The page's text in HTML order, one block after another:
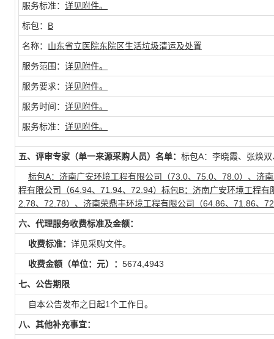
服务标准： 详见附件。
标包： B
名称： 山东省立医院东院区生活垃圾清运及处置
服务范围： 详见附件。
服务要求： 详见附件。
服务时间： 详见附件。
服务标准： 详见附件。
五、评审专家（单一来源采购人员）名单： 标包A：李晓霞、张焕
标包A：济南广安环境工程有限公司（73.0、75.0、78.0）、济
程有限公司（64.94、71.94、72.94）标包B：济南广安环境工程
2.78、72.78）、济南荣鼎丰环境工程有限公司（64.86、71.86、
六、代理服务收费标准及金额：
收费标准： 详见采购文件。
收费金额（单位：元）： 5674,4943
七、公告期限
自本公告发布之日起1个工作日。
八、其他补充事宜：